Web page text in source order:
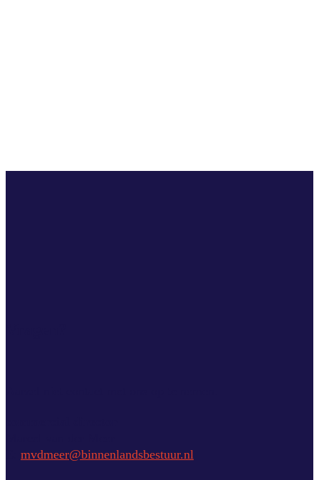
mvdmeer@binnenlandsbestuur.nl